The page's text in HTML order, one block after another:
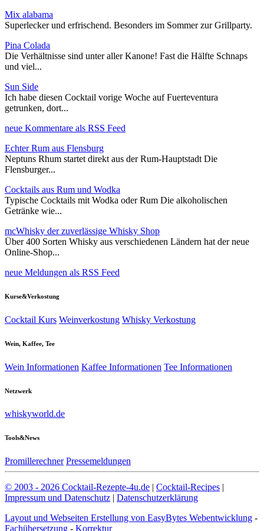
Mix alabama
Superlecker und erfrischend. Besonders im Sommer zur Grillparty.
Pina Colada
Die Verhältnisse sind unter aller Kanone! Fast die Hälfte Schnaps
und viel...
Sun Side
Ich habe diesen Cocktail vorige Woche auf Fuerteventura
getrunken, dort...
neue Kommentare als RSS Feed
Echter Rum aus Flensburg
Neptuns Rhum startet direkt aus der Rum-Hauptstadt Die
Flensburger...
Cocktails aus Rum und Wodka
Typische Cocktails mit Wodka oder Rum Die alkoholischen
Getränke wie...
mcWhisky der zuverlässige Whisky Shop
Über 400 Sorten Whisky aus verschiedenen Ländern hat der neue
Online-Shop...
neue Meldungen als RSS Feed
Kurse&Verkostung
Cocktail Kurs Weinverkostung Whisky Verkostung
Wein, Kaffee, Tee
Wein Informationen Kaffee Informationen Tee Informationen
Netzwerk
whiskyworld.de
Tools&News
Promillerechner Pressemeldungen
© 2003 - 2026 Cocktail-Rezepte-4u.de | Cocktail-Recipes |
Impressum und Datenschutz | Datenschutzerklärung
Layout und Webseiten Erstellung von EasyBytes Webentwicklung -
Fachübersetzung - Korrektur